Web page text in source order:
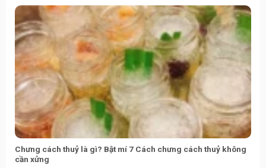
Chưng cách thuỷ là gì? Bật mí 7 Cách chưng cách thuỷ không
cần xửng